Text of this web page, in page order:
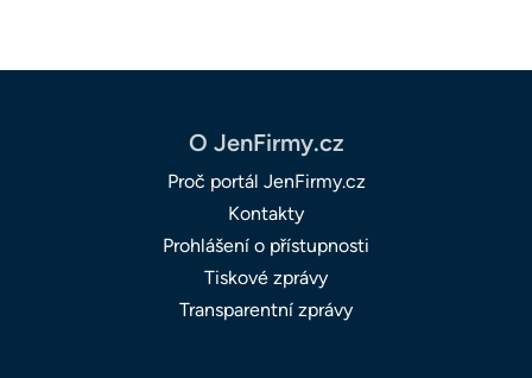
O JenFirmy.cz
Proč portál JenFirmy.cz
Kontakty
Prohlášení o přístupnosti
Tiskové zprávy
Transparentní zprávy